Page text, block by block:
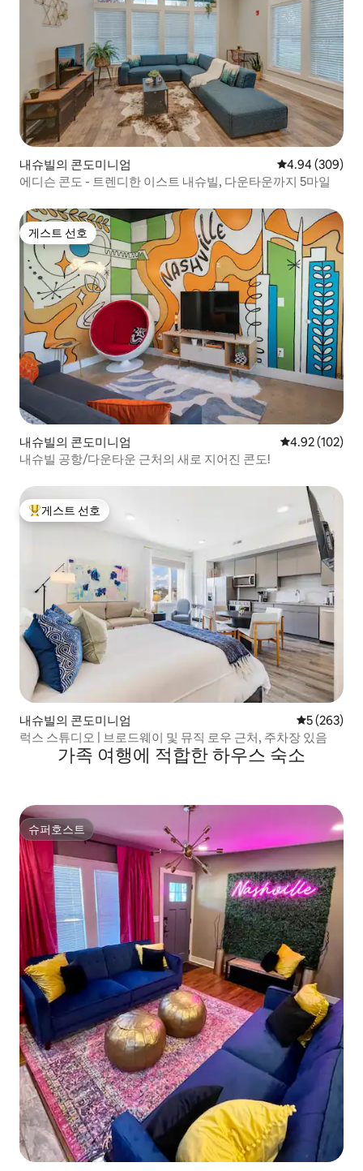
내슈빌의 콘도미니엄 평점 4.94점(5
4.94 (309)
에디슨 콘도 - 트렌디한 이스트 내슈빌, 다운타운까지 5마일
게스트 선호
게스트 선호
내슈빌의 콘도미니엄 평점 4.92점(5
4.92 (102)
내슈빌 공항/다운타운 근처의 새로 지어진 콘도!
상위 게스트 선호
게스트 선호
내슈빌의 콘도미니엄 평점 5점(5
5 (263)
럭스 스튜디오 | 브로드웨이 및 뮤직 로우 근처, 주차장 있음
가족 여행에 적합한 하우스 숙소
슈퍼호스트
슈퍼호스트